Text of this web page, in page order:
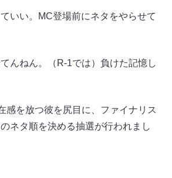
いい。MC登場前にネタをやらせて
んねん。（R-1では）負けた記憶し
感を放つ彼を尻目に、ファイナリス
ネタ順を決める抽選が行われまし